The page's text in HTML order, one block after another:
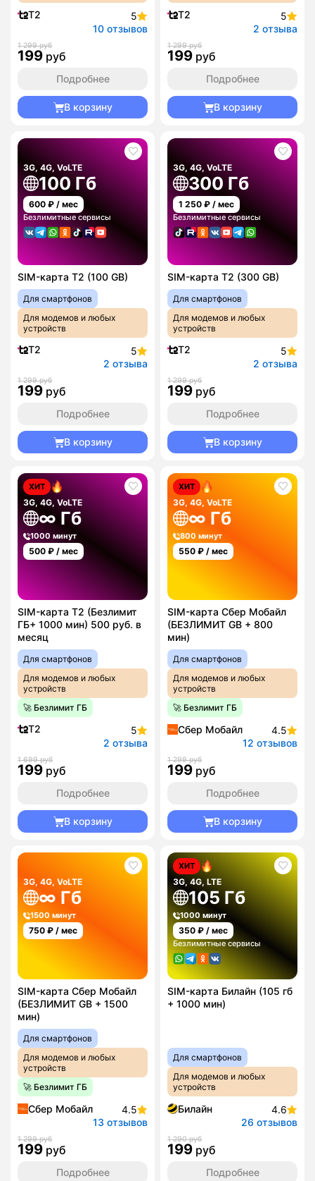
T2
5
10 отзывов
1 299 руб
199 руб
Подробнее
В корзину
T2
5
2 отзыва
1 299 руб
199 руб
Подробнее
В корзину
3G, 4G, VoLTE
100 Гб
600 ₽ / мес
Безлимитные сервисы
SIM-карта T2 (100 GB)
Для смартфонов
Для модемов и любых
устройств
T2
5
2 отзыва
1 299 руб
199 руб
Подробнее
В корзину
3G, 4G, VoLTE
300 Гб
1 250 ₽ / мес
Безлимитные сервисы
SIM-карта T2 (300 GB)
Для смартфонов
Для модемов и любых
устройств
T2
5
2 отзыва
1 299 руб
199 руб
Подробнее
В корзину
ХИТ
3G, 4G, VoLTE
∞ Гб
1000 минут
500 ₽ / мес
SIM-карта T2 (Безлимит
ГБ+ 1000 мин) 500 руб. в
месяц
Для смартфонов
Для модемов и любых
устройств
🚀 Безлимит ГБ
T2
5
2 отзыва
1 699 руб
199 руб
Подробнее
В корзину
ХИТ
3G, 4G, VoLTE
∞ Гб
800 минут
550 ₽ / мес
SIM-карта Сбер Мобайл
(БЕЗЛИМИТ GB + 800
мин)
Для смартфонов
Для модемов и любых
устройств
🚀 Безлимит ГБ
Сбер Мобайл
4.5
12 отзывов
1 299 руб
199 руб
Подробнее
В корзину
3G, 4G, VoLTE
∞ Гб
1500 минут
750 ₽ / мес
SIM-карта Сбер Мобайл
(БЕЗЛИМИТ GB + 1500
мин)
Для смартфонов
Для модемов и любых
устройств
🚀 Безлимит ГБ
Сбер Мобайл
4.5
13 отзывов
1 299 руб
199 руб
Подробнее
ХИТ
3G, 4G, LTE
105 Гб
1000 минут
350 ₽ / мес
Безлимитные сервисы
SIM-карта Билайн (105 гб
+ 1000 мин)
Для смартфонов
Для модемов и любых
устройств
Билайн
4.6
26 отзывов
1 290 руб
199 руб
Подробнее